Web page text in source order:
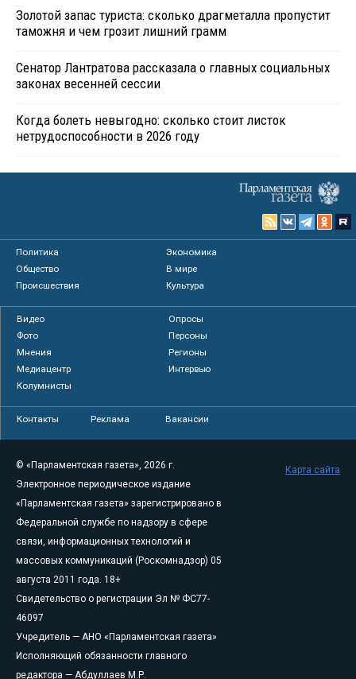
Золотой запас туриста: сколько драгметалла пропустит
таможня и чем грозит лишний грамм
Сенатор Лантратова рассказала о главных социальных
законах весенней сессии
Когда болеть невыгодно: сколько стоит листок
нетрудоспособности в 2026 году
Политика
Экономика
Общество
В мире
Происшествия
Культура
Видео
Опросы
Фото
Персоны
Мнения
Регионы
Медиацентр
Интервью
Колумнисты
Контакты Реклама Вакансии
© «Парламентская газета», 2026 г.
Электронное периодическое издание
«Парламентская газета» зарегистрировано в
Федеральной службе по надзору в сфере
связи, информационных технологий и
массовых коммуникаций (Роскомнадзор) 05
августа 2011 года. 18+
Свидетельство о регистрации Эл № ФС77-
46097
Учредитель — АНО «Парламентская газета»
Исполняющий обязанности главного
редактора — Абдуллаев М.Р.
Карта сайта